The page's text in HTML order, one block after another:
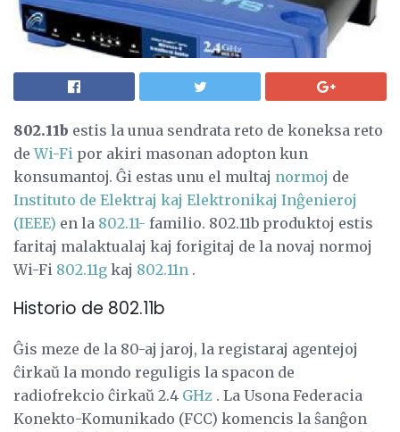
802.11b estis la unua sendrata reto de koneksa reto
deWi-Fi por akiri masonan adopton kun
konsumantoj. Ĝi estas unu el multaj normoj de
Instituto de Elektraj kaj Elektronikaj Inĝenieroj
(IEEE) en la 802.11- familio. 802.11b produktoj estis
faritaj malaktualaj kaj forigitaj de la novaj normoj
Wi-Fi 802.11g kaj 802.11n .
Historio de 802.11b
Ĝis meze de la 80-aj jaroj, la registaraj agentejoj
ĉirkaŭ la mondo reguligis la spacon de
radiofrekcio ĉirkaŭ 2.4 GHz . La Usona Federacia
Konekto-Komunikado (FCC) komencis la ŝanĝon